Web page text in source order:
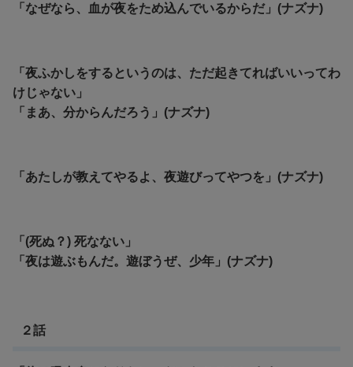
「なぜなら、血が夜をため込んでいるからだ」(ナズナ)
「夜ふかしをするというのは、ただ起きてればいいってわ
けじゃない」
「まあ、分からんだろう」(ナズナ)
「あたしが教えてやるよ、夜遊びってやつを」(ナズナ)
「(死ぬ？) 死なない」
「夜は遊ぶもんだ。遊ぼうぜ、少年」(ナズナ)
２話